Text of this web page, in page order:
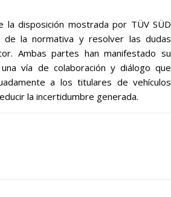
la disposición mostrada por TÜV SÜD
de la normativa y resolver las dudas
Ambas partes han manifestado su
vía de colaboración y diálogo que
a los titulares de vehículos
la incertidumbre generada.